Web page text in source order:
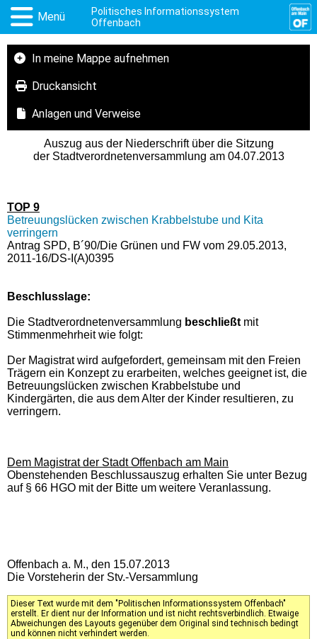
Menü
Politisches Informationssystem
Offenbach
In meine Mappe aufnehmen
Druckansicht
Anlagen und Verweise
Auszug aus der Niederschrift über die Sitzung
der Stadtverordnetenversammlung am 04.07.2013
TOP 9
Betreuungslücken zwischen Krabbelstube und Kita
verringern
Antrag SPD, B´90/Die Grünen und FW vom 29.05.2013,
2011-16/DS-I(A)0395
Beschlusslage:
Die Stadtverordnetenversammlung beschließt mit
Stimmenmehrheit wie folgt:
Der Magistrat wird aufgefordert, gemeinsam mit den Freien
Trägern ein Konzept zu erarbeiten, welches geeignet ist, die
Betreuungslücken zwischen Krabbelstube und
Kindergärten, die aus dem Alter der Kinder resultieren, zu
verringern.
Dem Magistrat der Stadt Offenbach am Main
Obenstehenden Beschlussauszug erhalten Sie unter Bezug
auf § 66 HGO mit der Bitte um weitere Veranlassung.
Offenbach a. M., den 15.07.2013
Die Vorsteherin der Stv.-Versammlung
Dieser Text wurde mit dem "Politischen Informationssystem Offenbach"
erstellt. Er dient nur der Information und ist nicht rechtsverbindlich. Etwaige
Abweichungen des Layouts gegenüber dem Original sind technisch bedingt
und können nicht verhindert werden.